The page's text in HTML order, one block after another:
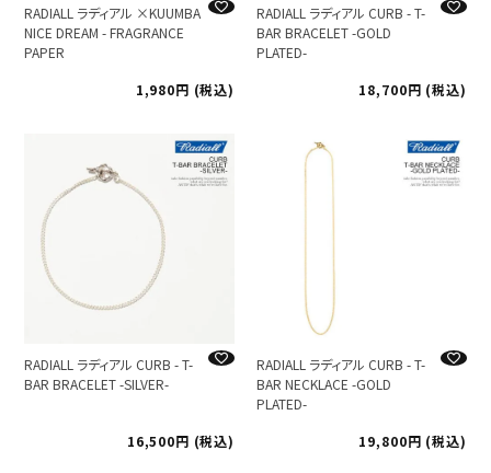
RADIALL ラディアル ×KUUMBA
NICE DREAM - FRAGRANCE
PAPER
1,980
税込
RADIALL ラディアル CURB - T-
BAR BRACELET -GOLD
PLATED-
18,700
税込
RADIALL ラディアル CURB - T-
BAR BRACELET -SILVER-
16,500 税込
RADIALL ラディアル CURB - T-
BAR NECKLACE -GOLD
PLATED-
19,800
税込